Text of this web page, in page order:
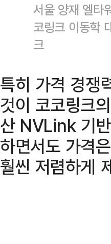
서울 양재 엘
코링크 이동학
크
특히 가격 경쟁
것이 코코링크
산 NVLink 기
하면서도 가격
훨씬 저렴하게